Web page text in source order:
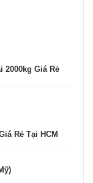
2000kg Giá Rẻ
Rẻ Tại HCM